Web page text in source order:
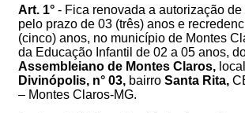
Art. 1° - Fica renovada a autorização
pelo prazo de 03 (três) anos e
(cinco) anos, no município de Montes
da Educação Infantil de 02 a 05 anos,
Assembleiano de Montes Claros,
Divinópolis, n° 03, bairro Santa Rita,
– Montes Claros-MG.